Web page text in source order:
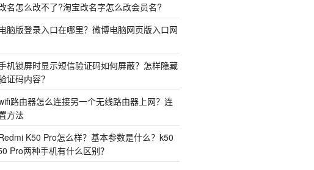
名怎么改不了?淘宝改名字怎么改会员名?
脑版登录入口在哪里？微博电脑网页版入口网
机锁屏时显示短信验证码如何屏蔽？怎样隐藏
证码内容？
路由器怎么连接另一个无线路由器上网？连
方法
K50 Pro怎么样？基本参数是什么？k50
Pro两种手机有什么区别？